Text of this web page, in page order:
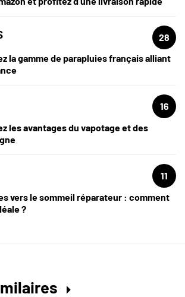
28
la gamme de parapluies français alliant
16
les avantages du vapotage et des
11
vers le sommeil réparateur : comment
?